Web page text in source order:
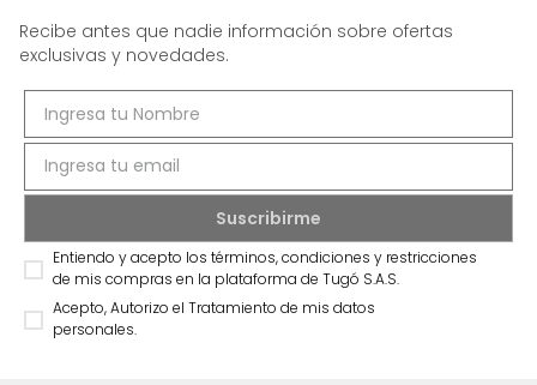
Recibe antes que nadie información sobre ofertas
exclusivas y novedades.
Entiendo y acepto los términos, condiciones y restricciones
de mis compras en la plataforma de Tugó S.A.S.
Acepto, Autorizo el Tratamiento de mis datos
personales.